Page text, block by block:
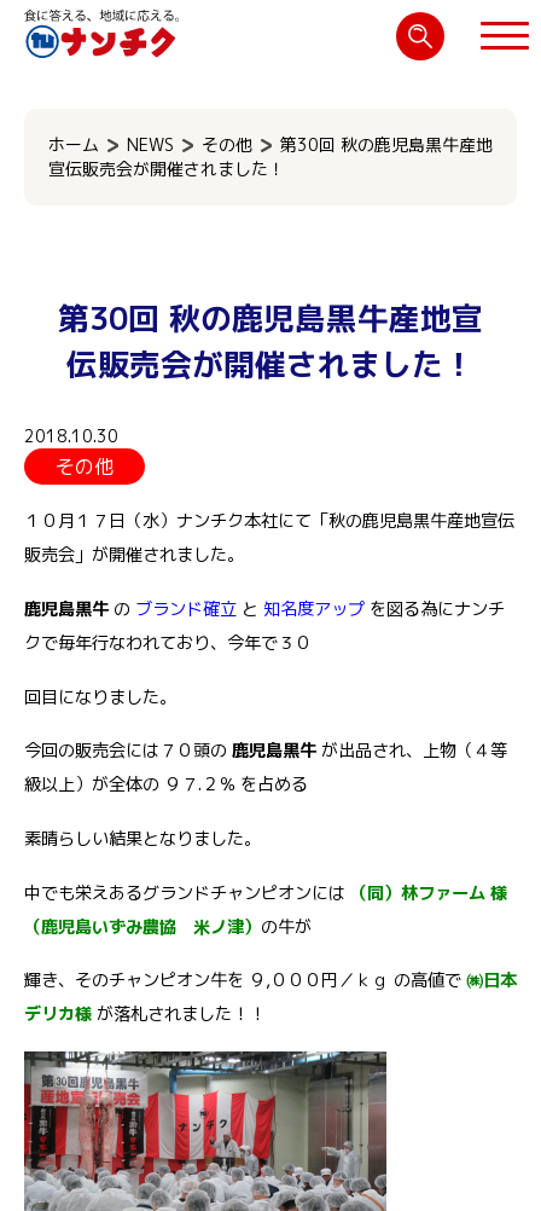
ホーム NEWS その他
第30回 秋の鹿児島黒牛産地
宣伝販売会が開催されました！
第30回 秋の鹿児島黒牛産地宣
伝販売会が開催されました！
2018.10.30
その他
１０月１７日（水）ナンチク本社にて「秋の鹿児島黒牛産地宣伝
販売会」が開催されました。
鹿児島黒牛 の ブランド確立 と 知名度アップ を図る為にナンチ
クで毎年行なわれており、今年で３０
回目になりました。
今回の販売会には７０頭の 鹿児島黒牛 が出品され、上物（４等
級以上）が全体の ９７.２％ を占める
素晴らしい結果となりました。
中でも栄えあるグランドチャンピオンには
（同）林ファーム 様
（鹿児島いずみ農協 米ノ津） の牛が
輝き、そのチャンピオン牛を ９,０００円／ｋｇ の高値で ㈱日本
デリカ様 が落札されました！！